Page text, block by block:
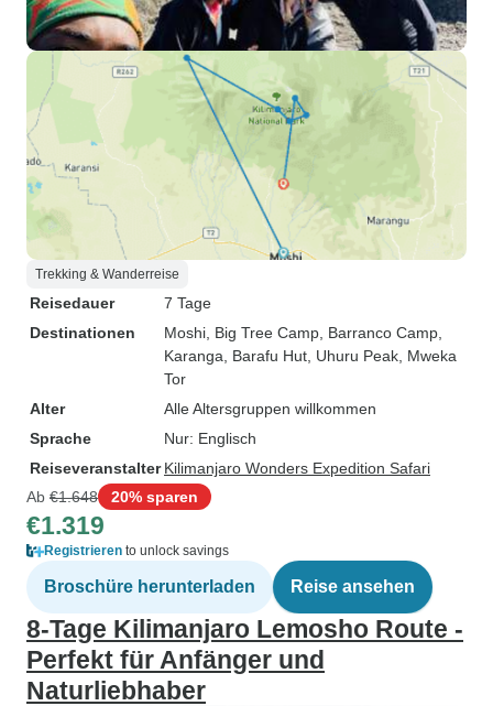
Trekking & Wanderreise
Reisedauer
7 Tage
Destinationen
Moshi , Big Tree Camp , Barranco Camp
Karanga , Barafu Hut , Uhuru Peak , Mweka
Tor
Alter
Alle Altersgruppen willkommen
Sprache
Nur: Englisch
Reiseveranstalter Kilimanjaro Wonders Expedition Safari
Ab €1.648 20% sparen
€1.319
Registrieren to unlock savings
Broschüre herunterladen Reise ansehen
8-Tage Kilimanjaro Lemosho Route -
Perfekt für Anfänger und
Naturliebhaber